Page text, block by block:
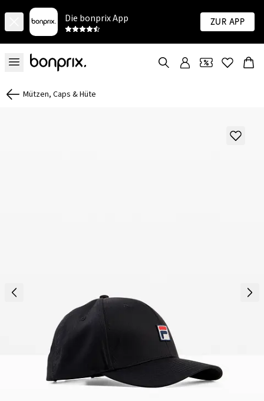
Die bonprix App Zur App
Mützen, Caps & Hüte